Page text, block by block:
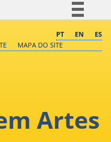
Comunica BR
Canais
PT EN
ES
MAPA DO SITE
Artes